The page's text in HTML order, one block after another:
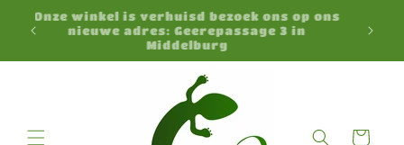
naar de
content
Onze winkel is verhuisd bezoek ons op ons
nieuwe adres: Geerepassage 3 in
Middelburg
Winkelwagen